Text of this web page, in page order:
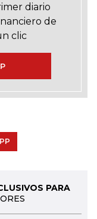
diario
de
clic
PARA